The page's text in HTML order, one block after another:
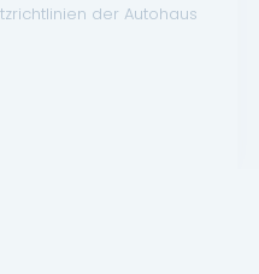
der Autohaus